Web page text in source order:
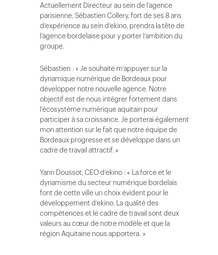
Actuellement Directeur au sein de l’agence
parisienne, Sébastien Collery, fort de ses 8 ans
d’expérience au sein d’ekino, prendra la tête de
l’agence bordelaise pour y porter l’ambition du
groupe.
Sébastien : « Je souhaite m’appuyer sur la
dynamique numérique de Bordeaux pour
développer notre nouvelle agence. Notre
objectif est de nous intégrer fortement dans
l’écosystème numérique aquitain pour
participer à sa croissance. Je porterai également
mon attention sur le fait que notre équipe de
Bordeaux progresse et se développe dans un
cadre de travail attractif. »
Yann Doussot, CEO d’ekino : « La force et le
dynamisme du secteur numérique bordelais
font de cette ville un choix évident pour le
développement d’ekino. La qualité des
compétences et le cadre de travail sont deux
valeurs au cœur de notre modèle et que la
région Aquitaine nous apportera. »